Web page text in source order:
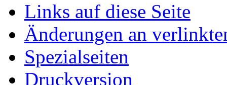
Links auf diese Seite
Änderungen an
Spezialseiten
Druckversion